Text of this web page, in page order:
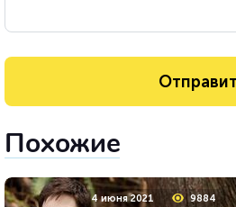
Похожие
4 июня 2021 9884